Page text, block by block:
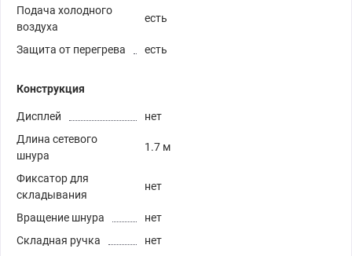
Подача холодного
воздуха
есть
Защита от перегрева есть
Конструкция
Дисплей
нет
Длина сетевого
шнура
1.7 м
Фиксатор для
складывания
нет
Вращение шнура
нет
Складная ручка
нет